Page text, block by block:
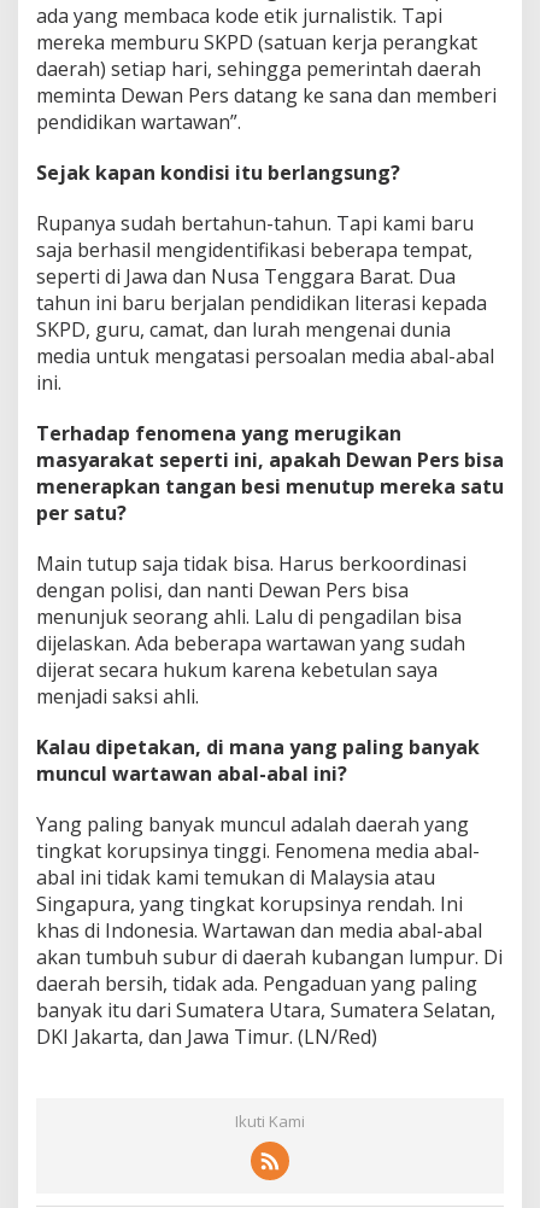
ada yang membaca kode etik jurnalistik. Tapi
mereka memburu SKPD (satuan kerja perangkat
daerah) setiap hari, sehingga pemerintah daerah
meminta Dewan Pers datang ke sana dan memberi
pendidikan wartawan”.
Sejak kapan kondisi itu berlangsung?
Rupanya sudah bertahun-tahun. Tapi kami baru
saja berhasil mengidentifikasi beberapa tempat,
seperti di Jawa dan Nusa Tenggara Barat. Dua
tahun ini baru berjalan pendidikan literasi kepada
SKPD, guru, camat, dan lurah mengenai dunia
media untuk mengatasi persoalan media abal-abal
ini.
Terhadap fenomena yang merugikan
masyarakat seperti ini, apakah Dewan Pers bisa
menerapkan tangan besi menutup mereka satu
per satu?
Main tutup saja tidak bisa. Harus berkoordinasi
dengan polisi, dan nanti Dewan Pers bisa
menunjuk seorang ahli. Lalu di pengadilan bisa
dijelaskan. Ada beberapa wartawan yang sudah
dijerat secara hukum karena kebetulan saya
menjadi saksi ahli.
Kalau dipetakan, di mana yang paling banyak
muncul wartawan abal-abal ini?
Yang paling banyak muncul adalah daerah yang
tingkat korupsinya tinggi. Fenomena media abal-
abal ini tidak kami temukan di Malaysia atau
Singapura, yang tingkat korupsinya rendah. Ini
khas di Indonesia. Wartawan dan media abal-abal
akan tumbuh subur di daerah kubangan lumpur. Di
daerah bersih, tidak ada. Pengaduan yang paling
banyak itu dari Sumatera Utara, Sumatera Selatan,
DKI Jakarta, dan Jawa Timur. (LN/Red)
Ikuti Kami